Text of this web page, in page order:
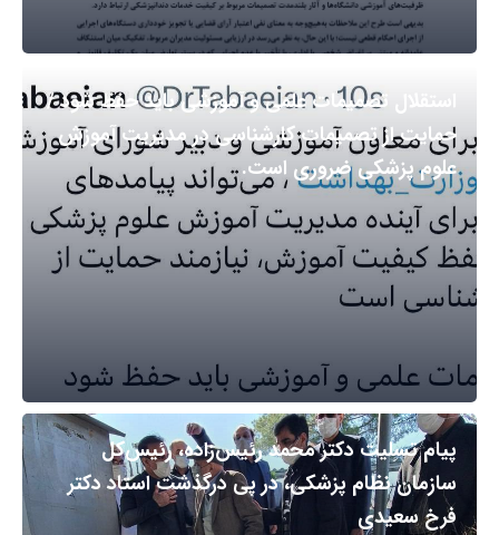
استقلال تصمیمات علمی و آموزشی باید حفظ شود /
حمایت از تصمیمات کارشناسی در مدیریت آموزش
علوم پزشکی ضروری است.
پیام تسلیت دکتر محمد رئیس‌زاده، رئیس‌کل
سازمان نظام پزشکی، در پی درگذشت استاد دکتر
فرخ سعیدی